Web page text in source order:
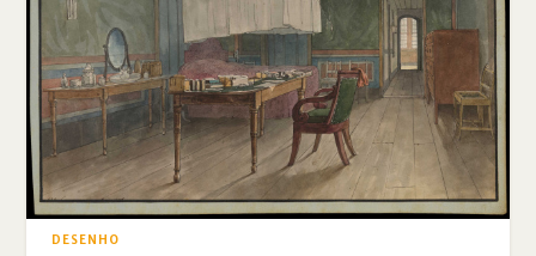
DESENHO